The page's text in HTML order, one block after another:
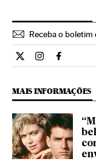
Receba o boletim
Cultura El País
Cultura El
Cultura
MAIS INFORMAÇÕES